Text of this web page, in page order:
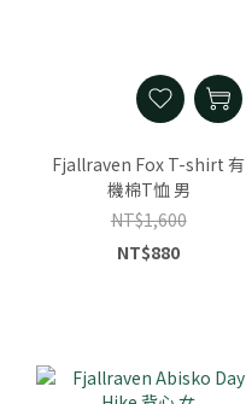
Fjallraven Fox T-shirt 有
機棉T恤 男
NT$1,600
NT$880